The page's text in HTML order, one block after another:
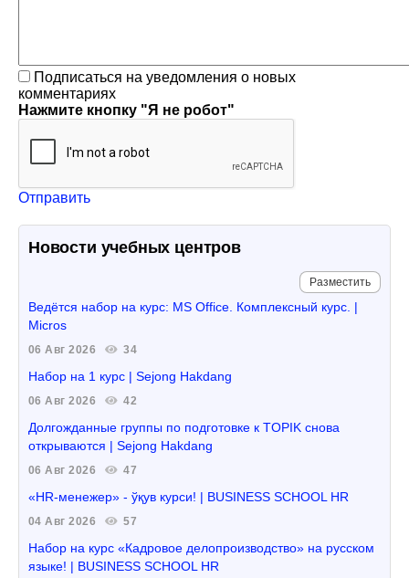
Подписаться на уведомления о новых
комментариях
Нажмите кнопку "Я не робот"
Отправить
Новости учебных центров
Разместить
Ведётся набор на курс: MS Office. Комплексный курс. |
Micros
06 Авг 2026 34
Набор на 1 курс | Sejong Hakdang
06 Авг 2026 42
Долгожданные группы по подготовке к TOPIK снова
открываются | Sejong Hakdang
06 Авг 2026 47
«HR-менежер» - ўқув курси! | BUSINESS SCHOOL HR
04 Авг 2026 57
Набор на курс «Кадровое делопроизводство» на русском
языке! | BUSINESS SCHOOL HR